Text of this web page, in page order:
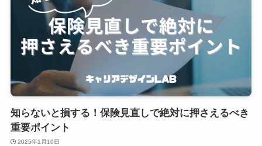
知らないと損する！保険見直しで絶対に押さえるべき
重要ポイント
2025年1月10日